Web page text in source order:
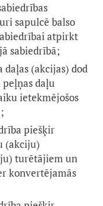
sapulcē balso
atpirkt
sabiedrībā;
(akcijas) dod
daļu
ietekmējošos
piešķir
(akciju)
turētājiem un
konvertējamās